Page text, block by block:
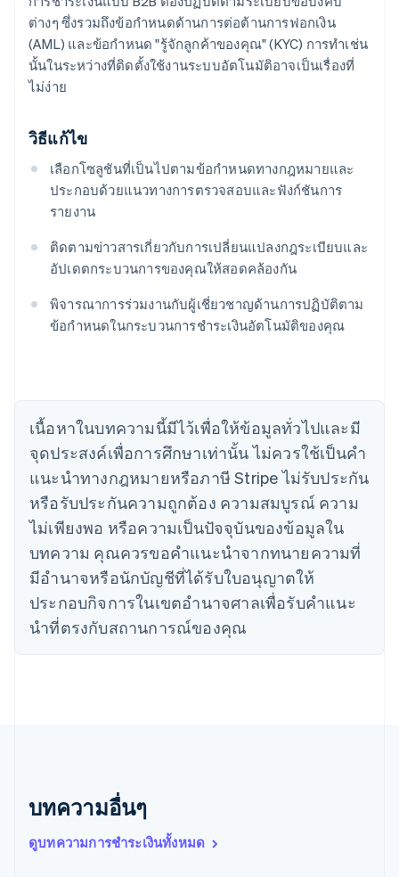
ต่างๆ ซึ่งรวมถึงข้อกําหนดด้านการต่อต้านการฟอกเงิน
(AML) และข้อกําหนด "รู้จักลูกค้าของคุณ" (KYC) การทำเช่น
นั้นในระหว่างที่ติดตั้งใช้งานระบบอัตโนมัติอาจเป็นเรื่องที่
ไม่ง่าย
วิธีแก้ไข
เลือกโซลูชันที่เป็นไปตามข้อกําหนดทางกฎหมายและ
ประกอบด้วยแนวทางการตรวจสอบและฟังก์ชันการ
รายงาน
ติดตามข่าวสารเกี่ยวกับการเปลี่ยนแปลงกฎระเบียบและ
อัปเดตกระบวนการของคุณให้สอดคล้องกัน
พิจารณาการร่วมงานกับผู้เชี่ยวชาญด้านการปฏิบัติตาม
ข้อกําหนดในกระบวนการชําระเงินอัตโนมัติของคุณ
เนื้อหาในบทความนี้มีไว้เพื่อให้ข้อมูลทั่วไปและมี
จุดประสงค์เพื่อการศึกษาเท่านั้น ไม่ควรใช้เป็นคํา
แนะนําทางกฎหมายหรือภาษี Stripe ไม่รับประกัน
หรือรับประกันความถูกต้อง ความสมบูรณ์ ความ
ไม่เพียงพอ หรือความเป็นปัจจุบันของข้อมูลใน
บทความ คุณควรขอคําแนะนําจากทนายความที่
มีอํานาจหรือนักบัญชีที่ได้รับใบอนุญาตให้
ประกอบกิจการในเขตอํานาจศาลเพื่อรับคําแนะ
นําที่ตรงกับสถานการณ์ของคุณ
บทความอื่นๆ
ดูบทความการชำระเงินทั้งหมด
กรีซ
เขตบริหารพิเศษฮ่องกง ประเทศจีน
English简体中文
简体中文English
ไซปรัส
English
ญี่ปุ่น
日本語 English
เดนมาร์ก
English
ไทย
English
นอร์เวย์
English
นิวซีแลนด์
เนเธอร์แลนด์
Français
โปรตุเกส
โปแลนด์